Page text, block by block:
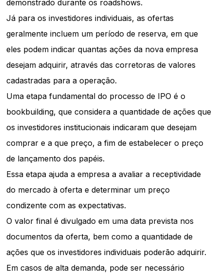
demonstrado durante os roadshows.
Já para os investidores individuais, as ofertas
geralmente incluem um período de reserva, em que
eles podem indicar quantas ações da nova empresa
desejam adquirir, através das corretoras de valores
cadastradas para a operação.
Uma etapa fundamental do processo de IPO é o
bookbuilding, que considera a quantidade de ações que
os investidores institucionais indicaram que desejam
comprar e a que preço, a fim de estabelecer o preço
de lançamento dos papéis.
Essa etapa ajuda a empresa a avaliar a receptividade
do mercado à oferta e determinar um preço
condizente com as expectativas.
O valor final é divulgado em uma data prevista nos
documentos da oferta, bem como a quantidade de
ações que os investidores individuais poderão adquirir.
Em casos de alta demanda, pode ser necessário